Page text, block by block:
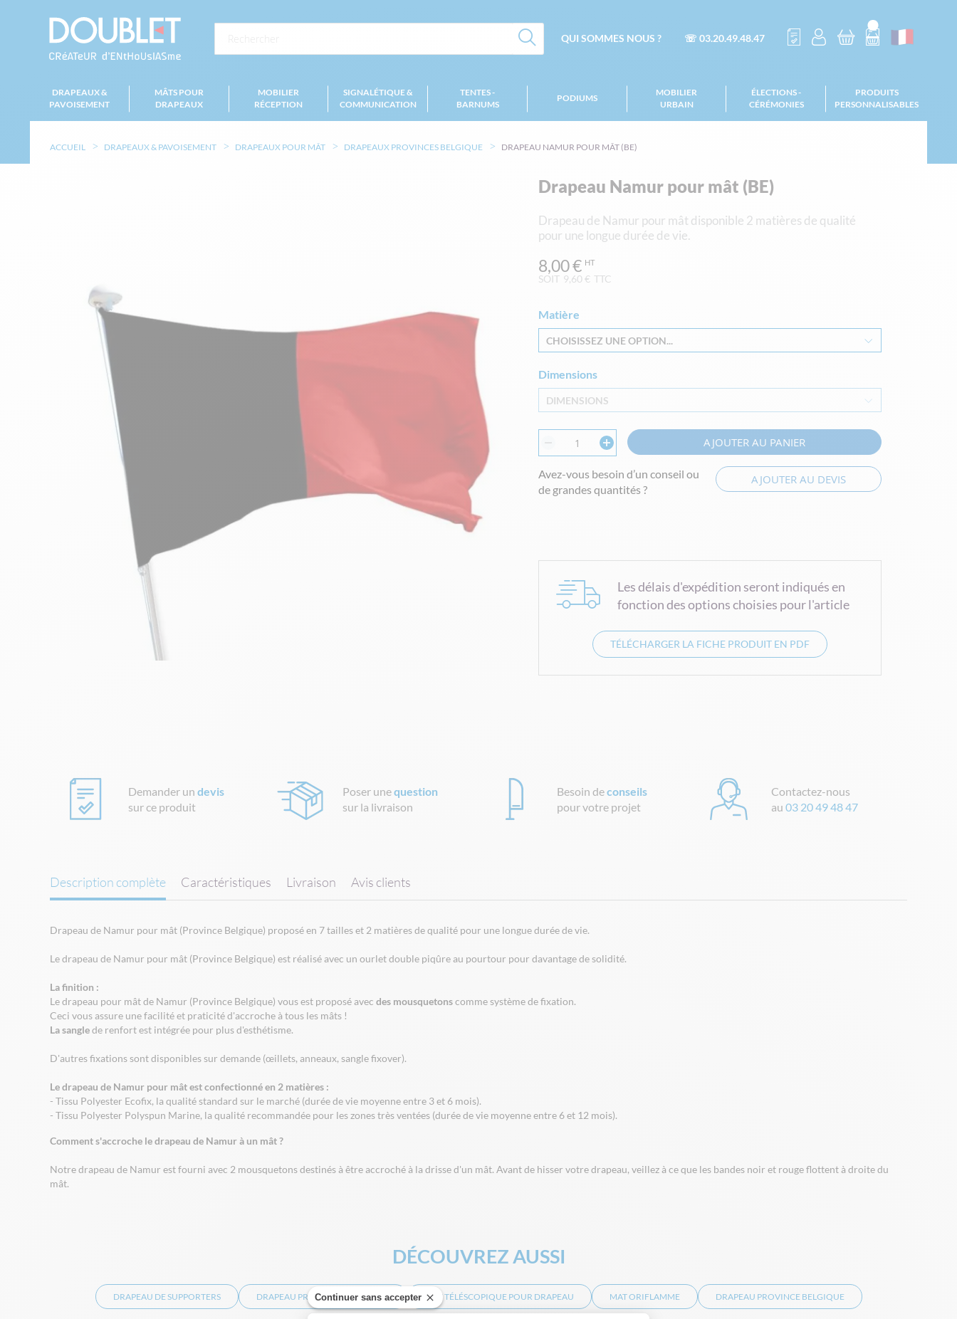
Continuer sans accepter
QUI SOMMES NOUS ? ☏ 03.20.49.48.47
DRAPEAUX &
PAVOISEMENT
MÂTS POUR
DRAPEAUX
MOBILIER
RÉCEPTION
SIGNALÉTIQUE &
COMMUNICATION
TENTES -
BARNUMS
PODIUMS
MOBILIER
URBAIN
ÉLECTIONS -
CÉRÉMONIES
PRODUITS
PERSONNALISABLES
ACCUEIL DRAPEAUX & PAVOISEMENT DRAPEAUX POUR MÂT DRAPEAUX PROVINCES BELGIQUE DRAPEAU NAMUR POUR MÂT (BE)
Drapeau Namur pour mât (BE)
Drapeau de Namur pour mât disponible 2 matières de qualité
pour une longue durée de vie.
SOIT 9,60 € TTC
8,00 €
Matière
CHOISISSEZ UNE OPTION...
Dimensions
DIMENSIONS
AJOUTER AU PANIER
Avez-vous besoin d’un conseil ou
de grandes quantités ?
AJOUTER AU DEVIS
Les délais d'expédition seront indiqués en
fonction des options choisies pour l'article
TÉLÉCHARGER LA FICHE PRODUIT EN PDF
Demander undevis
sur ce produit
Poser unequestion
sur la livraison
Besoin deconseils
pour votre projet
Contactez-nous
au 03 20 49 48 47
Description complète
Drapeau de Namur pour mât (Province Belgique) proposé en 7 tailles et 2 matières de qualité pour une longue durée de vie.
Le drapeau de Namur pour mât (Province Belgique) est réalisé avec un ourlet double piqûre au pourtour pour davantage de solidité.
La finition :
Le drapeau pour mât de Namur (Province Belgique) vous est proposé avec des mousquetonscomme système de fixation.
Ceci vous assure une facilité et praticité d'accroche à tous les mâts !
La sanglede renfort est intégrée pour plus d'esthétisme.
D'autres fixations sont disponibles sur demande (œillets, anneaux, sangle fixover).
Le drapeau de Namur pour mât est confectionné en 2 matières :
- Tissu Polyester Ecofix, la qualité standard sur le marché (durée de vie moyenne entre 3 et 6 mois).
- Tissu Polyester Polyspun Marine, la qualité recommandée pour les zones très ventées (durée de vie moyenne entre 6 et 12 mois).
Comment s'accroche le drapeau de Namur à un mât ?
Notre drapeau de Namur est fourni avec 2 mousquetons destinés à être accroché à la drisse d'un mât. Avant de hisser votre drapeau, veillez à ce que les bandes noir et rouge flottent à droite du
mât.
Caractéristiques Livraison Avis clients
DÉCOUVREZ AUSSI
DRAPEAU DE SUPPORTERS DRAPEAU PROVINCES BELGIQUE MÂT TÉLÉSCOPIQUE POUR DRAPEAU MAT ORIFLAMME DRAPEAU PROVINCE BELGIQUE